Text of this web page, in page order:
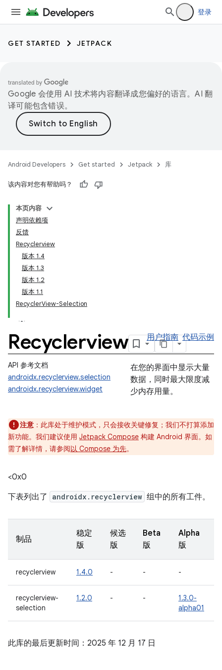
登录
GET STARTED JETPACK
Google 会使用 AI 技术将内容翻译成您偏好的语言。AI 翻
译可能包含错误。
Android Developers Get started Jetpack 库
该内容对您有帮助吗？
本页内容
声明依赖项
反馈
Recyclerview
版本 1.4
版本 1.3
版本 1.2
版本 1.1
RecyclerView-Selection
Recyclerview 用户指南 代码示例
API 参考文档
androidx.recyclerview.selection
androidx.recyclerview.widget
在您的界面中显示大量
数据，同时最大限度减
少内存用量。
注意 ：此库处于维护模式，只会接收关键修复；我们不打算添加
新功能。我们建议使用 Jetpack Compose 构建 Android 界面。如
需了解详情，请参阅以 Compose 为先。
<0x0
下表列出了
androidx.recyclerview 组中的所有工件。
制品
稳定
版
候选
版
Beta
版
Alpha
版
recyclerview 1.4.0 - - -
recyclerview-
selection
1.2.0 - -
1.3.0-
alpha01
此库的最后更新时间：2025 年 12 月 17 日